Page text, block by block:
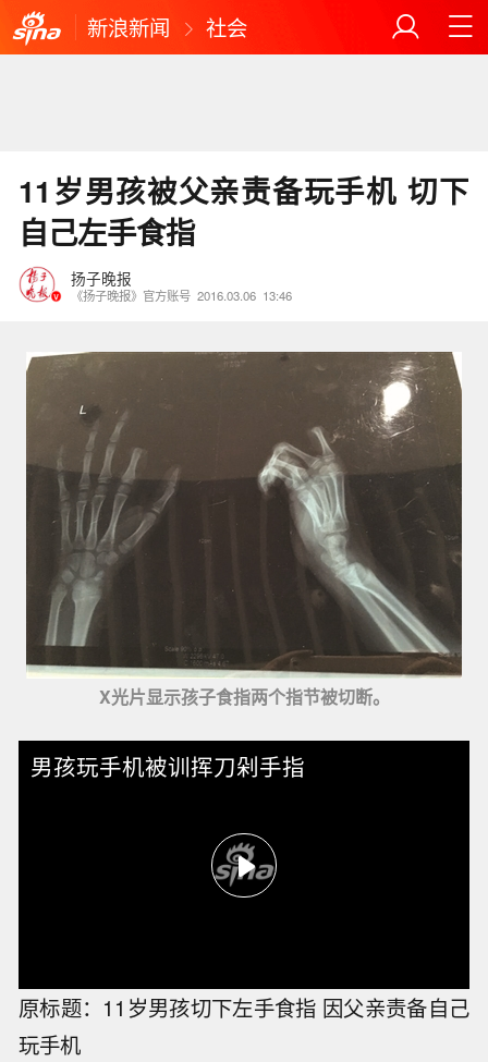
新浪新闻 社会
11岁男孩被父亲责备玩手机 切下
自己左手食指
扬子晚报
《扬子晚报》官方账号 2016.03.06 13:46
X光片显示孩子食指两个指节被切断。
男孩玩手机被训挥刀剁手指
原标题：11岁男孩切下左手食指 因父亲责备自己
玩手机